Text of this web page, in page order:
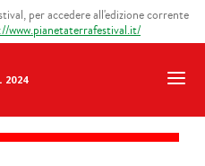
2024
per accedere all'edizione corrente
www.pianetaterrafestival.it/